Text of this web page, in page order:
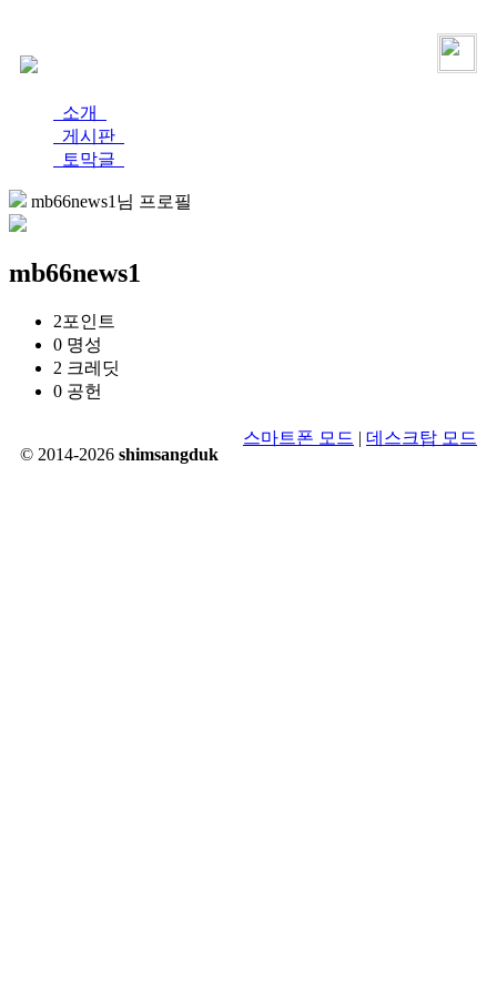
소개
게시판
토막글
mb66news1님 프로필
mb66news1
2포인트
0 명성
2 크레딧
0 공헌
© 2014-2026 shimsangduk
스마트폰 모드 | 데스크탑 모드